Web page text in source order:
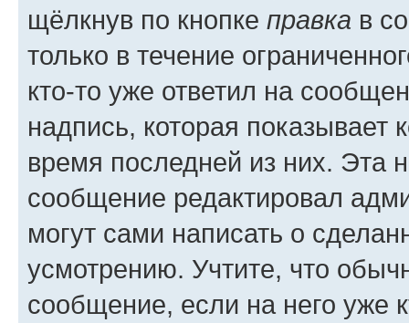
щёлкнув по кнопке правка в
только в течение
кто-то уже ответил на
надпись, которая показывает
время последней из них. Эта
сообщение редактировал
могут сами написать о
усмотрению. Учтите, что
сообщение, если на него уже